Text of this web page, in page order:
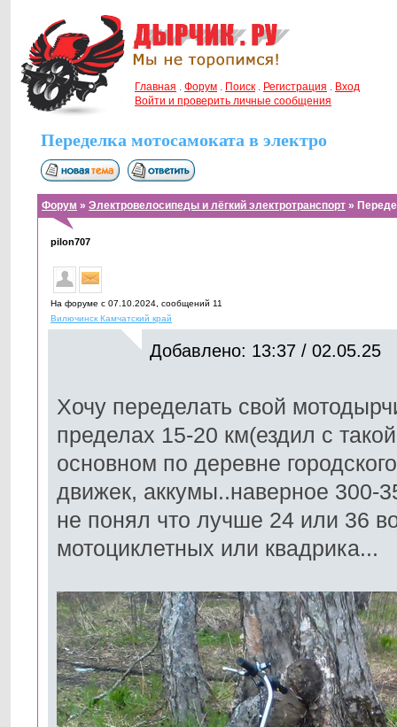
Главная . Форум . Поиск . Регистрация . Вход
Войти и проверить личные сообщения
Переделка мотосамоката в электро
Форум » Электровелосипеды и лёгкий электротранспорт »
pilon707
На форуме с 07.10.2024, cообщений 11
Вилючинск Камчатский край
Добавлено: 13:37 / 02.05.25
Хочу переделать свой
пределах 15-20 км(ездил с
основном по деревне
движек, аккумы..наверное 300-
не понял что лучше 24 или 36
мотоциклетных или квадрика...